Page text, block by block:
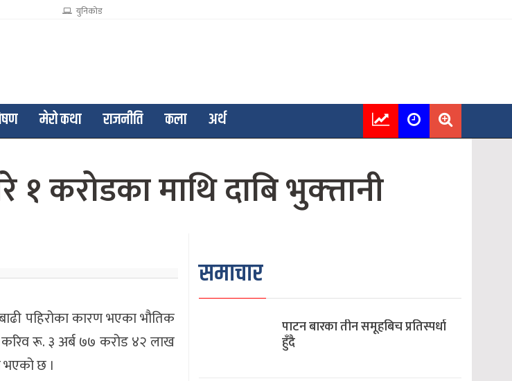
युनिकोड
मेरो कथा राजनीति कला अर्थ
करोडका माथि दाबि भुक्त्तानी
पहिरोका कारण भएका भौतिक
करिव रू. ३ अर्ब ७७ करोड ४२ लाख
भएको छ ।
समाचार
पाटन बारका तीन समूहबिच प्रतिस्पर्धा
हुँदै